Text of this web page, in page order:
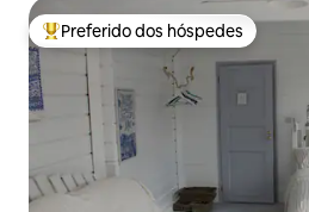
Entre os melhores preferidos dos
Preferido dos hóspedes